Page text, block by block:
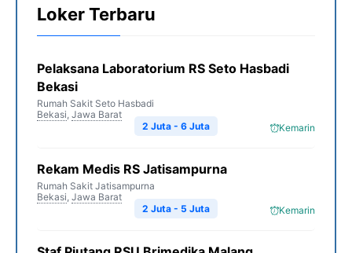
Loker Terbaru
Pelaksana Laboratorium RS Seto Hasbadi
Bekasi
Rumah Sakit Seto Hasbadi
Bekasi, Jawa Barat
Kemarin
2 Juta - 6 Juta
Rekam Medis RS Jatisampurna
Rumah Sakit Jatisampurna
Bekasi, Jawa Barat
Kemarin
2 Juta - 5 Juta